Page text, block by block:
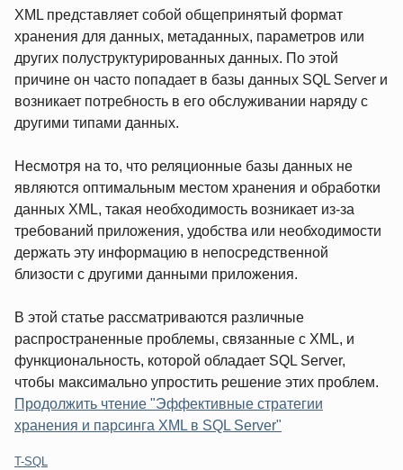
XML представляет собой общепринятый формат
хранения для данных, метаданных, параметров или
других полуструктурированных данных. По этой
причине он часто попадает в базы данных SQL Server и
возникает потребность в его обслуживании наряду с
другими типами данных.
Несмотря на то, что реляционные базы данных не
являются оптимальным местом хранения и обработки
данных XML, такая необходимость возникает из-за
требований приложения, удобства или необходимости
держать эту информацию в непосредственной
близости с другими данными приложения.
В этой статье рассматриваются различные
распространенные проблемы, связанные с XML, и
функциональность, которой обладает SQL Server,
чтобы максимально упростить решение этих проблем.
Продолжить чтение "Эффективные стратегии
хранения и парсинга XML в SQL Server"
Категории:
T-SQL